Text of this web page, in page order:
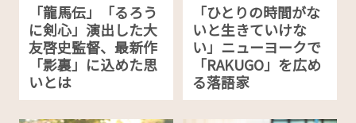
「龍馬伝」「るろう
に剣心」演出した大
友啓史監督、最新作
「影裏」に込めた思
いとは
「ひとりの時間がな
いと生きていけな
い」ニューヨークで
「RAKUGO」を広め
る落語家